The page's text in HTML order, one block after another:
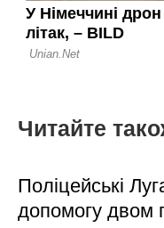
Читайте
Поліцейські
допомогу двом